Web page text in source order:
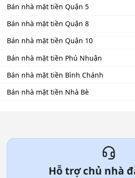
Bán nhà mặt tiền Quận 5
Bán nhà mặt tiền Quận 8
Bán nhà mặt tiền Quận 10
Bán nhà mặt tiền Phú Nhuận
Bán nhà mặt tiền Bình Chánh
Bán nhà mặt tiền Nhà Bè
Hỗ trợ chủ nhà